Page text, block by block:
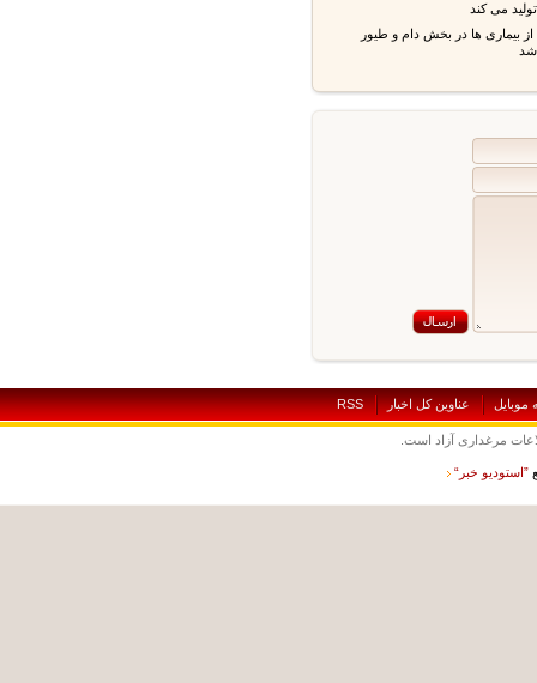
می کند
بیماری ها در بخش دام و طیور
عناوين کل اخبار RSS
مرغداری آزاد است.
خبر“